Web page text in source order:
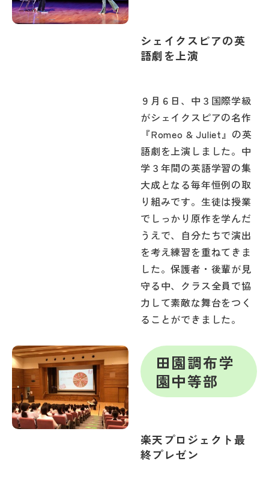
シェイクスピアの英
語劇を上演
９月６日、中３国際学級
がシェイクスピアの名作
『Romeo & Juliet』の英
語劇を上演しました。中
学３年間の英語学習の集
大成となる毎年恒例の取
り組みです。生徒は授業
でしっかり原作を学んだ
うえで、自分たちで演出
を考え練習を重ねてきま
した。保護者・後輩が見
守る中、クラス全員で協
力して素敵な舞台をつく
ることができました。
田園調布学
園中等部
楽天プロジェクト最
終プレゼン